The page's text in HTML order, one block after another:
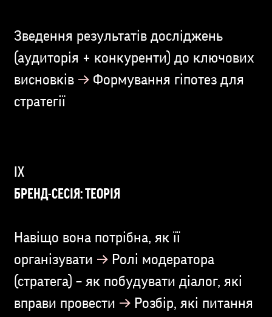
Зведення результатів досліджень
(аудиторія + конкуренти) до ключових
висновків →Формування гіпотез для
стратегії
БРЕНД-СЕСІЯ: ТЕОРІЯ
Навіщо вона потрібна, як її
організувати →Ролі модератора
(стратега) – як побудувати діалог, які
вправи провести →Розбір, які питання